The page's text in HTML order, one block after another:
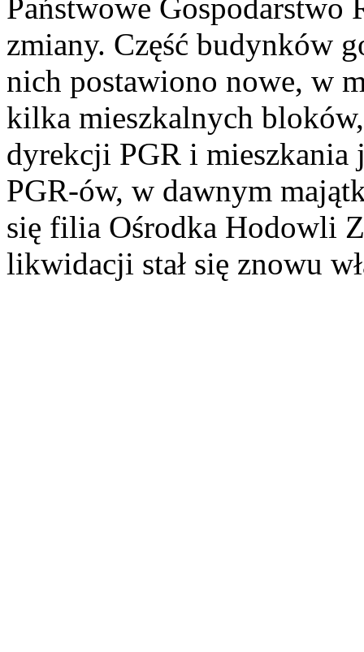
Państwowe Gospodarstwo
zmiany. Część budynków
nich postawiono nowe, w
kilka mieszkalnych
dyrekcji PGR i
PGR-ów, w dawnym
się filia Ośrodka Hodowli
likwidacji stał się znowu